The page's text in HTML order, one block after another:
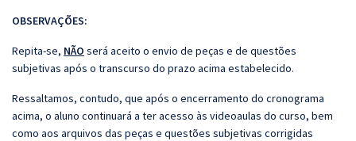
OBSERVAÇÕES:
Repita-se, NÃO será aceito o envio de peças e de questões
subjetivas após o transcurso do prazo acima estabelecido.
Ressaltamos, contudo, que após o encerramento do cronograma
acima, o aluno continuará a ter acesso às videoaulas do curso, bem
como aos arquivos das peças e questões subjetivas corrigidas